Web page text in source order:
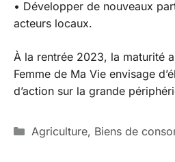
• Développer de nouveaux
acteurs locaux.
À la rentrée 2023, la maturité
Femme de Ma Vie envisage
d’action sur la grande
Catégories
Agriculture, Biens de